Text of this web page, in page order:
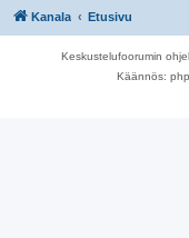
Kanala Etusivu
Keskustelufoorumin
Käännös: